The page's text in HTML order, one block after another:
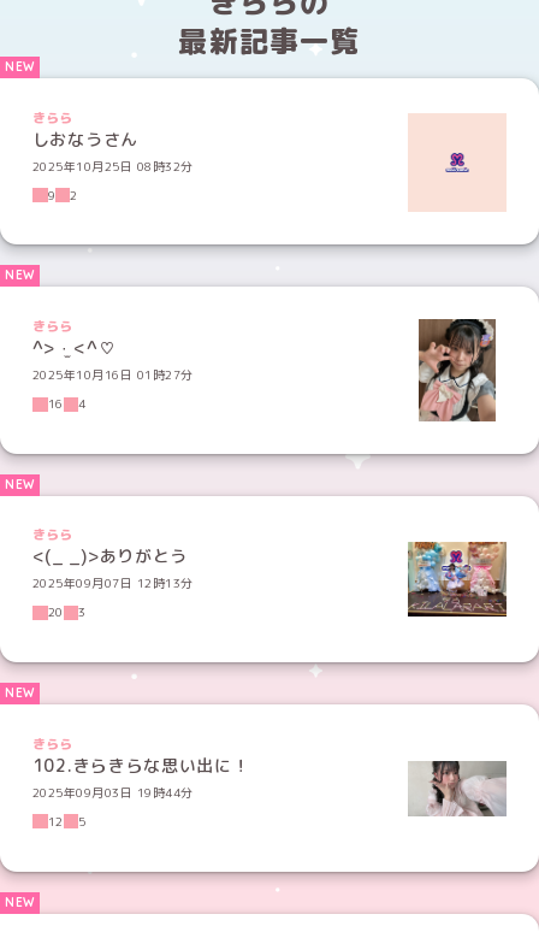
最新記事一覧
きらら
しおなうさん
2025年10月25日 08時32分
9
2
きらら
^> ·̫ <^♡
2025年10月16日 01時27分
16
4
きらら
<(_ _)>ありがとう
2025年09月07日 12時13分
20
3
きらら
102.きらきらな思い出に！
2025年09月03日 19時44分
12
5